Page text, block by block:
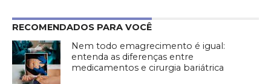
RECOMENDADOS PARA VOCÊ
Nem todo emagrecimento é igual:
entenda as diferenças entre
medicamentos e cirurgia bariátrica